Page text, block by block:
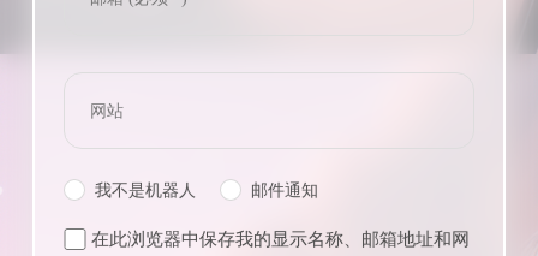
我不是机器人 邮件通知
在此浏览器中保存我的显示名称、邮箱地址和网